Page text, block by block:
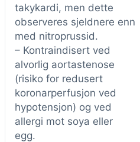
takykardi, men dette
observeres sjeldnere enn
med nitroprussid.
– Kontraindisert ved
alvorlig aortastenose
(risiko for redusert
koronarperfusjon ved
hypotensjon) og ved
allergi mot soya eller
egg.